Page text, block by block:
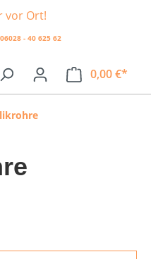
vor Ort!
06028 - 40 625 62
0,00 €*